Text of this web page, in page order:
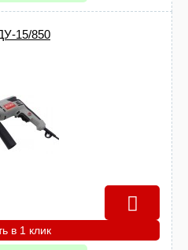
15/850
в 1 клик